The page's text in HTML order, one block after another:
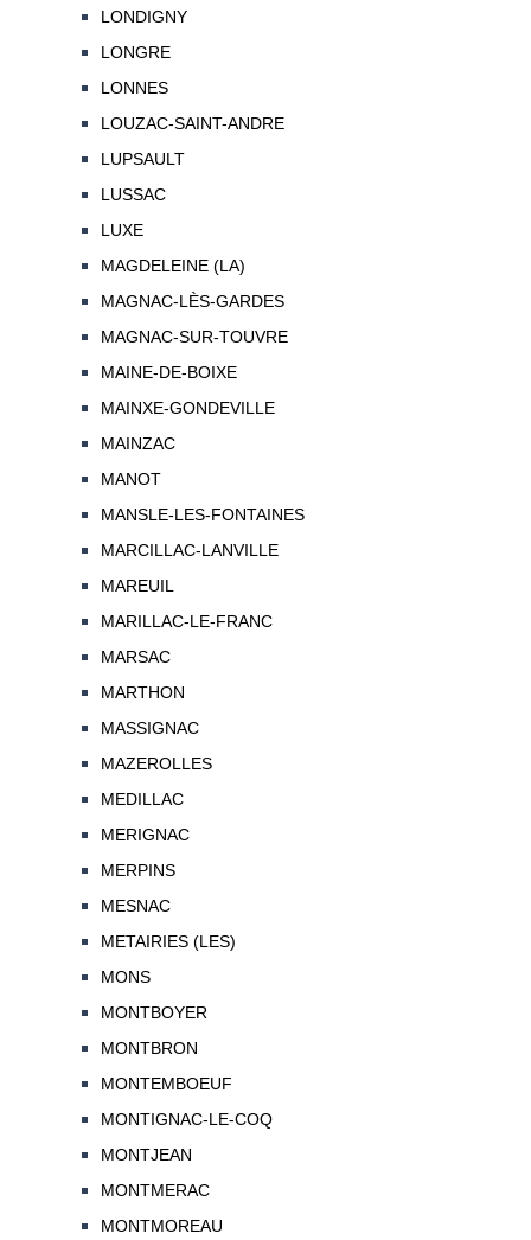
LONDIGNY
LONGRE
LONNES
LOUZAC-SAINT-ANDRE
LUPSAULT
LUSSAC
LUXE
MAGDELEINE (LA)
MAGNAC-LÈS-GARDES
MAGNAC-SUR-TOUVRE
MAINE-DE-BOIXE
MAINXE-GONDEVILLE
MAINZAC
MANOT
MANSLE-LES-FONTAINES
MARCILLAC-LANVILLE
MAREUIL
MARILLAC-LE-FRANC
MARSAC
MARTHON
MASSIGNAC
MAZEROLLES
MEDILLAC
MERIGNAC
MERPINS
MESNAC
METAIRIES (LES)
MONS
MONTBOYER
MONTBRON
MONTEMBOEUF
MONTIGNAC-LE-COQ
MONTJEAN
MONTMERAC
MONTMOREAU